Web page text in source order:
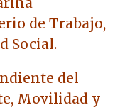
de Trabajo,
Social.
del
Movilidad y